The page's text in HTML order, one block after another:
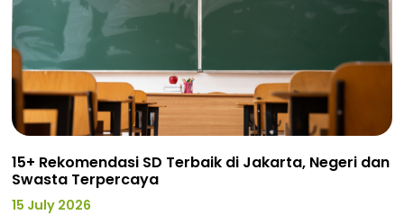
15+ Rekomendasi SD Terbaik di Jakarta, Negeri dan
Swasta Terpercaya
15 July 2026